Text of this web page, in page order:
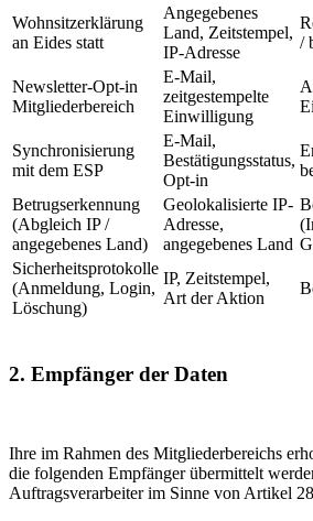
Wohnsitzerklärung
an Eides statt
Angegebenes
Land, Zeitstempel,
IP-Adresse
/
Newsletter-Opt-in
Mitgliederbereich
E-Mail,
zeitgestempelte
Einwilligung
Synchronisierung
mit dem ESP
E-Mail,
Bestätigungsstatus,
Opt-in
Betrugserkennung
(Abgleich IP /
angegebenes Land)
Geolokalisierte IP-
Adresse,
angegebenes Land
Sicherheitsprotokolle
(Anmeldung, Login,
Löschung)
IP, Zeitstempel,
Art der Aktion
2. Empfänger der Daten
Ihre im Rahmen des Mitgliederbereichs
die folgenden Empfänger übermittelt
Auftragsverarbeiter im Sinne von Artikel